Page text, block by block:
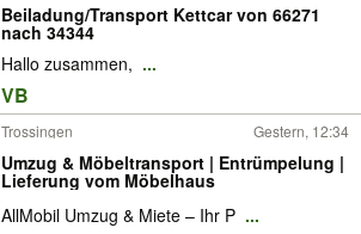
Beiladung/Transport Kettcar von 66271
nach 34344
Hallo zusammen, ...
VB
Trossingen Gestern, 12:34
Umzug & Möbeltransport | Entrümpelung |
Lieferung vom Möbelhaus
AllMobil Umzug & Miete – Ihr P ...